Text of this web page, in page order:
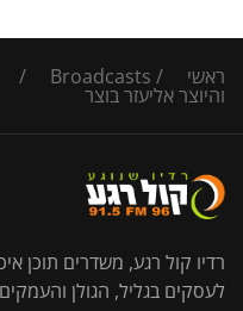
ראשי /
Broadcasts
/
והיוצר אליעזר בוצר
רדיו קול רגע, משדרים תוכן
לעסקים בגליל, הגולן